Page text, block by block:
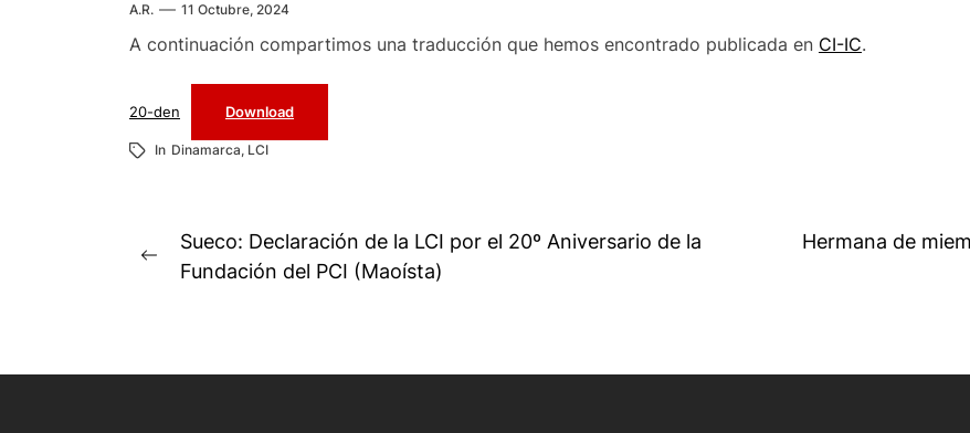
A.R. 11 Octubre, 2024
A continuación compartimos una traducción que hemos encontrado publicada en CI-IC.
20-den Download
In Dinamarca, LCI
Navegación
Previous
Sueco: Declaración de la LCI por el 20º Aniversario de la
Fundación del PCI (Maoísta)
Hermana de